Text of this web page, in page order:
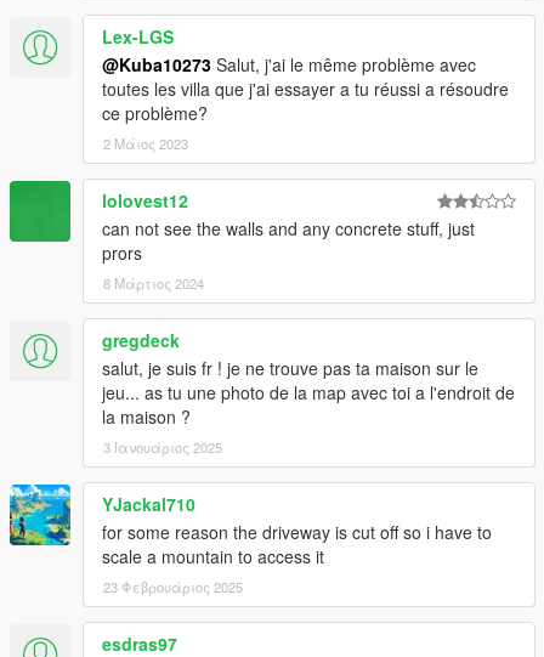
Lex-LGS
@Kuba10273 Salut, j'ai le même problème avec
toutes les villa que j'ai essayer a tu réussi a résoudre
ce problème?
2 Μάιος 2023
lolovest12
can not see the walls and any concrete stuff, just
prors
8 Μάρτιος 2024
gregdeck
salut, je suis fr ! je ne trouve pas ta maison sur le
jeu... as tu une photo de la map avec toi a l'endroit de
la maison ?
3 Ιανουάριος 2025
YJackal710
for some reason the driveway is cut off so i have to
scale a mountain to access it
23 Φεβρουάριος 2025
esdras97